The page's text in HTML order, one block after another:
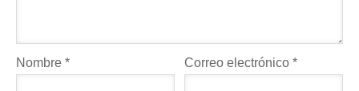
Nombre * Correo electrónico*